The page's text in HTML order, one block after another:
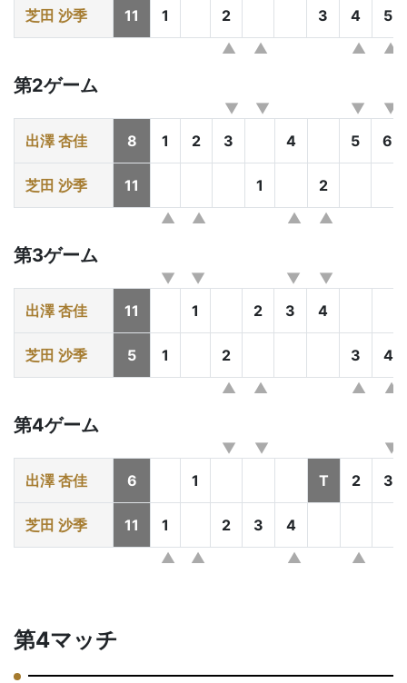
芝田 沙季 11 1 2 3 4 5
第2ゲーム
出澤 杏佳 8 1 2 3 4 5 6
芝田 沙季 11 1 2
第3ゲーム
出澤 杏佳 11 1 2 3 4
芝田 沙季 5 1 2 3 4
第4ゲーム
出澤 杏佳 6 1 T 2 3
芝田 沙季 11 1 2 3 4
第4マッチ